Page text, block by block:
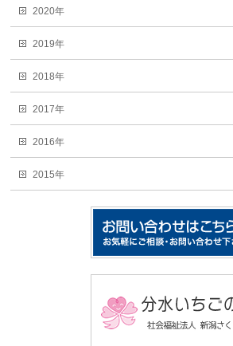
2020年
2019年
2018年
2017年
2016年
2015年